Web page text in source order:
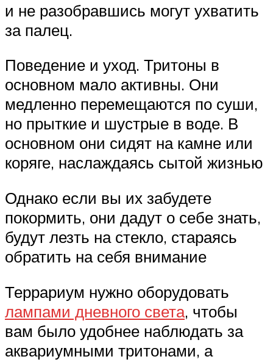
и не разобравшись могут ухватить
за палец.
Поведение и уход. Тритоны в
основном мало активны. Они
медленно перемещаются по суши,
но прыткие и шустрые в воде. В
основном они сидят на камне или
коряге, наслаждаясь сытой жизнью
Однако если вы их забудете
покормить, они дадут о себе знать,
будут лезть на стекло, стараясь
обратить на себя внимание
Террариум нужно оборудовать
лампами дневного света, чтобы
вам было удобнее наблюдать за
аквариумными тритонами, а